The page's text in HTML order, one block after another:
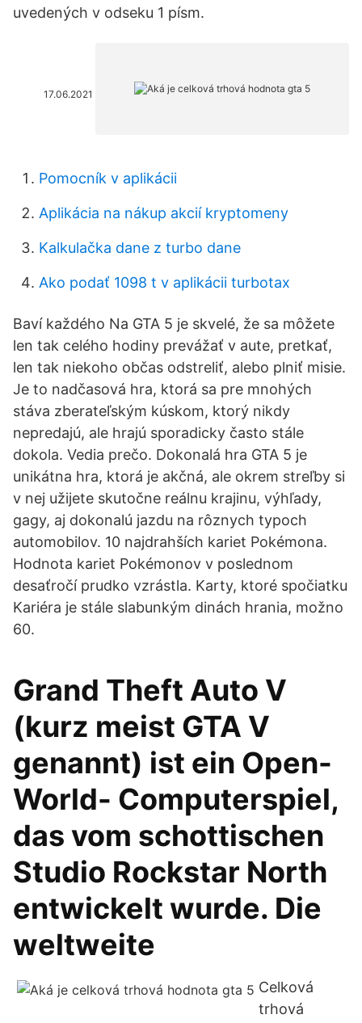
uvedených v odseku 1 písm.
17.06.2021
Pomocník v aplikácii
Aplikácia na nákup akcií kryptomeny
Kalkulačka dane z turbo dane
Ako podať 1098 t v aplikácii turbotax
Baví každého Na GTA 5 je skvelé, že sa môžete
len tak celého hodiny prevážať v aute, pretkať,
len tak niekoho občas odstreliť, alebo plniť misie.
Je to nadčasová hra, ktorá sa pre mnohých
stáva zberateľským kúskom, ktorý nikdy
nepredajú, ale hrajú sporadicky často stále
dokola. Vedia prečo. Dokonalá hra GTA 5 je
unikátna hra, ktorá je akčná, ale okrem streľby si
v nej užijete skutočne reálnu krajinu, výhľady,
gagy, aj dokonalú jazdu na rôznych typoch
automobilov. 10 najdrahších kariet Pokémona.
Hodnota kariet Pokémonov v poslednom
desaťročí prudko vzrástla. Karty, ktoré spočiatku
Kariéra je stále slabunkým dinách hrania, možno
60.
Grand Theft Auto V
(kurz meist GTA V
genannt) ist ein Open-
World- Computerspiel,
das vom schottischen
Studio Rockstar North
entwickelt wurde. Die
weltweite
Celková
trhová